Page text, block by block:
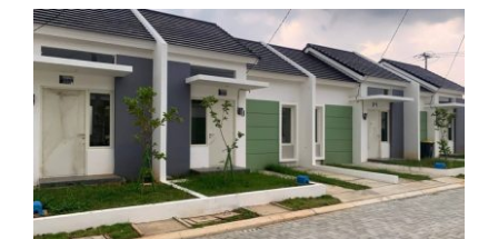
Jasa Konsultan & Desain Perencanaan
BLOG
HUBUNGI